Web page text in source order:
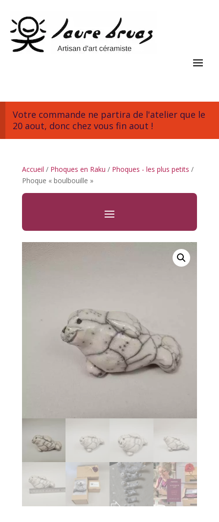
Votre commande ne partira de l'atelier que le
20 aout, donc chez vous fin aout !
Accueil / Phoques en Raku / Phoques - les plus petits /
Phoque « boulbouille »